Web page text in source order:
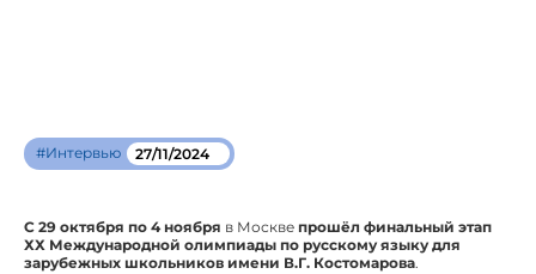
#Интервью 27/11/2024
С 29 октября по 4 ноября в Москве прошёл финальный этап
ХХ Международной олимпиады по русскому языку для
зарубежных школьников имени В.Г. Костомарова.